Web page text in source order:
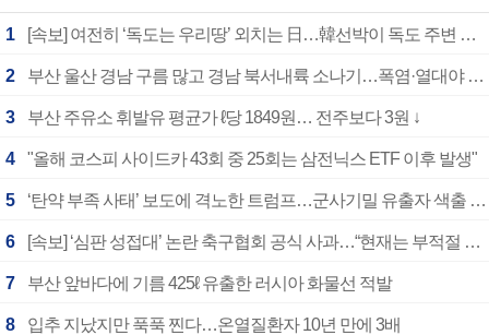
1 [속보] 여전히 ‘독도는 우리땅’ 외치는 日…韓선박이 독도 주변 해양조사 활동하자 반발
2 부산 울산 경남 구름 많고 경남 북서내륙 소나기…폭염·열대야 계속
3 부산 주유소 휘발유 평균가 ℓ당 1849원… 전주보다 3원 ↓
4 "올해 코스피 사이드카 43회 중 25회는 삼전닉스 ETF 이후 발생"
5 ‘탄약 부족 사태’ 보도에 격노한 트럼프…군사기밀 유출자 색출 지시
6 [속보] ‘심판 성접대’ 논란 축구협회 공식 사과…“현재는 부적절 행위 없어”
7 부산 앞바다에 기름 425ℓ 유출한 러시아 화물선 적발
8 입추 지났지만 푹푹 찐다…온열질환자 10년 만에 3배